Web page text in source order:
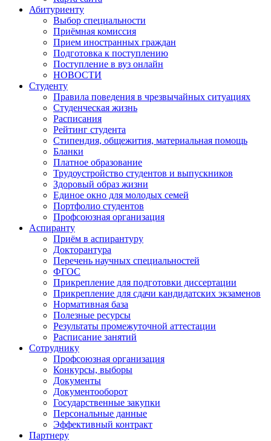
Абитуриенту
Выбор специальности
Приёмная комиссия
Прием иностранных граждан
Подготовка к поступлению
Поступление в вуз онлайн
НОВОСТИ
Студенту
Правила поведения в чрезвычайных ситуациях
Студенческая жизнь
Расписания
Рейтинг студента
Стипендия, общежития, материальная помощь
Бланки
Платное образование
Трудоустройство студентов и выпускников
Здоровый образ жизни
Единое окно для молодых семей
Портфолио студентов
Профсоюзная организация
Аспиранту
Приём в аспирантуру
Докторантура
Перечень научных специальностей
ФГОС
Прикрепление для подготовки диссертации
Прикрепление для сдачи кандидатских экзаменов
Нормативная база
Полезные ресурсы
Результаты промежуточной аттестации
Расписание занятий
Сотруднику
Профсоюзная организация
Конкурсы, выборы
Документы
Документооборот
Государственные закупки
Персональные данные
Эффективный контракт
Партнеру